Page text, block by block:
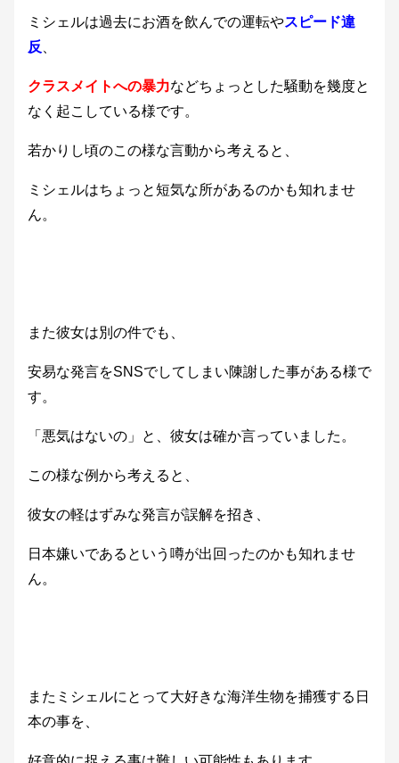
ミシェルは過去にお酒を飲んでの運転やスピード違
反
クラスメイトへの暴力などちょっとした騒動を幾度と
なく起こしている様です。
若かりし頃のこの様な言動から考えると、
ミシェルはちょっと短気な所があるのかも知れませ
ん。
また彼女は別の件でも、
安易な発言をSNSでしてしまい陳謝した事がある様で
す。
「悪気はないの」と、彼女は確か言っていました。
この様な例から考えると、
彼女の軽はずみな発言が誤解を招き、
日本嫌いであるという噂が出回ったのかも知れませ
ん。
またミシェルにとって大好きな海洋生物を捕獲する日
本の事を、